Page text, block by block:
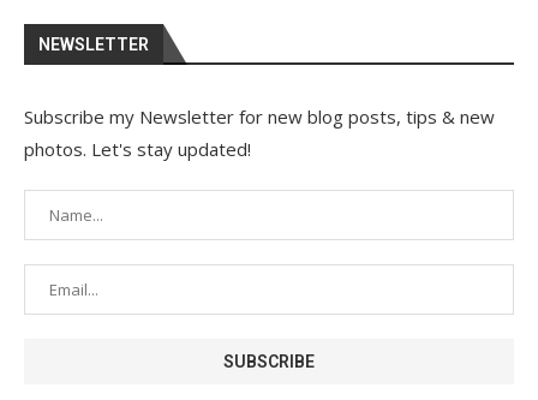
NEWSLETTER
Subscribe my Newsletter for new blog posts, tips & new
photos. Let's stay updated!